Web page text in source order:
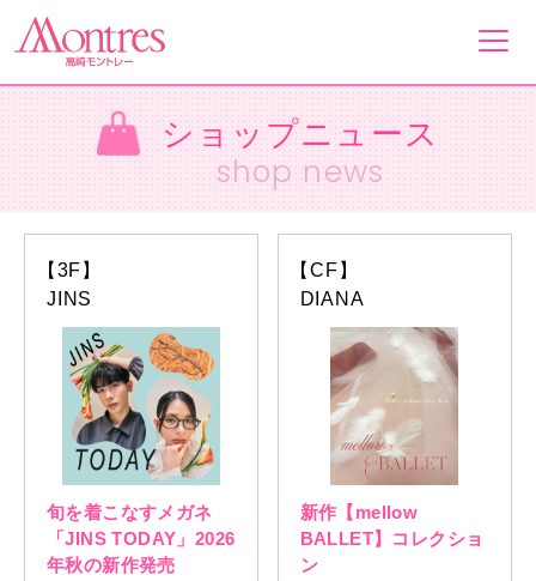
フロアガイド
ショップ一覧
イベント&ニュース
ショップニュース
営業案内・アクセス
採用情報
ショップニュース
shop news
【3F】
JINS
旬を着こなすメガネ
「JINS TODAY」2026
年秋の新作発売
【CF】
DIANA
新作【mellow
BALLET】コレクショ
ン